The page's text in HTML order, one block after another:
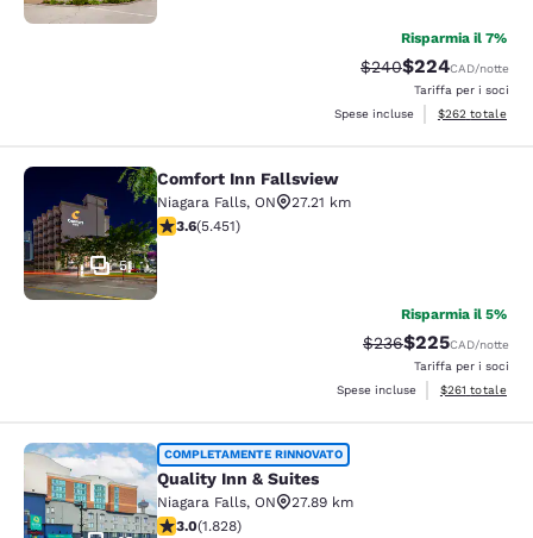
Risparmia il 7%
Tariffa di barratura:
$240Tariffa
$224CAD/notte
Tariffa per i soci
Spese incluse
Visualizza i
$262 totale
Comfort Inn Fallsview
51
Comfort Inn Fallsview
Niagara Falls, ON
27.21 km
Valutazione di 3.63 stelle. Buono. 5451 recensioni
3.6(5.451)
Risparmia il 5%
Tariffa di barratura:
$236Tariffa
$225CAD/notte
Tariffa per i soci
Spese incluse
Visualizza i
$261 totale
Quality Inn & Suites
COMPLETAMENTE RINNOVATO
Quality Inn & Suites
Niagara Falls, ON
27.89 km
Valutazione di 2.96 stelle. Discreto. 1828 recensioni
3.0(1.828)